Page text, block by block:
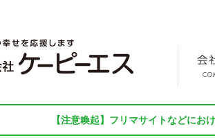
【注意喚起】フリマサイトなどにお